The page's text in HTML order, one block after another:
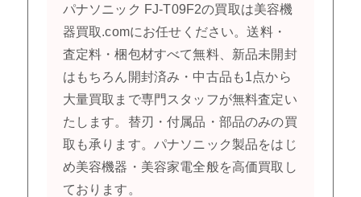
パナソニック FJ-T09F2の買取は美容機
器買取.comにお任せください。送料・
査定料・梱包材すべて無料、新品未開封
はもちろん開封済み・中古品も1点から
大量買取まで専門スタッフが無料査定い
たします。替刃・付属品・部品のみの買
取も承ります。パナソニック製品をはじ
め美容機器・美容家電全般を高価買取し
ております。